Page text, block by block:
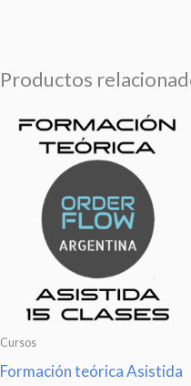
Productos
Cursos
Formación teórica Asistida